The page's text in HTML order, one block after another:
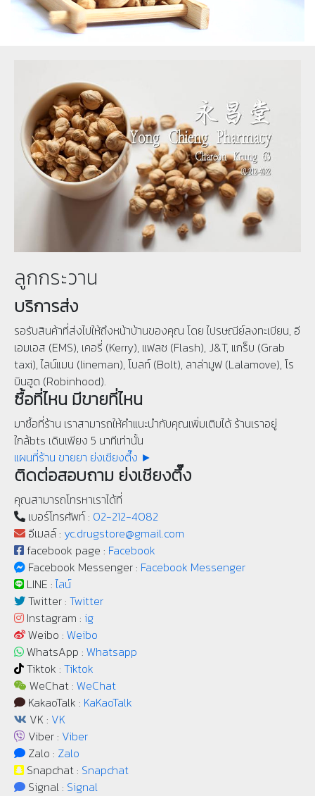
ลูกกระวาน
บริการส่ง
รอรับสินค้าที่ส่งไปให้ถึงหน้าบ้านของคุณ โดย ไปรษณีย์ลงทะเบียน, อี
เอมเอส (EMS), เคอรี่ (Kerry), แฟลช (Flash), J&T, แกร็บ (Grab
taxi), ไลน์แมน (lineman), โบลท์ (Bolt), ลาล่ามูฟ (Lalamove), โร
บินฮูด (Robinhood).
ซื้อที่ไหน มีขายที่ไหน
มาซื้อที่ร้าน เราสามารถให้คำแนะนำกับคุณเพิ่มเติมได้ ร้านเราอยู่
ใกล้bts เดินเพียง 5 นาทีเท่านั้น
แผนที่ร้าน ขายยา ย่งเชียงตึ๊ง ►
ติดต่อสอบถาม ย่งเชียงตึ๊ง
คุณสามารถโทรหาเราได้ที่
เบอร์โทรศัพท์ : 02-212-4082
อีเมลล์ : yc.drugstore@gmail.com
facebook page : Facebook
Facebook Messenger : Facebook Messenger
LINE :ไลน์
Twitter : Twitter
Instagram : ig
Weibo : Weibo
WhatsApp : Whatsapp
Tiktok : Tiktok
WeChat : WeChat
KakaoTalk : KaKaoTalk
VK : VK
Viber : Viber
Zalo : Zalo
Snapchat : Snapchat
Signal : Signal